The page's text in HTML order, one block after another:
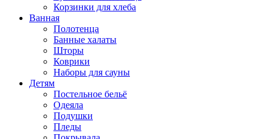
Корзинки для хлеба
Ванная
Полотенца
Банные халаты
Шторы
Коврики
Наборы для сауны
Детям
Постельное бельё
Одеяла
Подушки
Пледы